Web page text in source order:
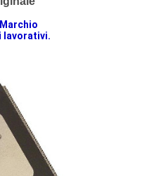
Marchio
lavorativi.